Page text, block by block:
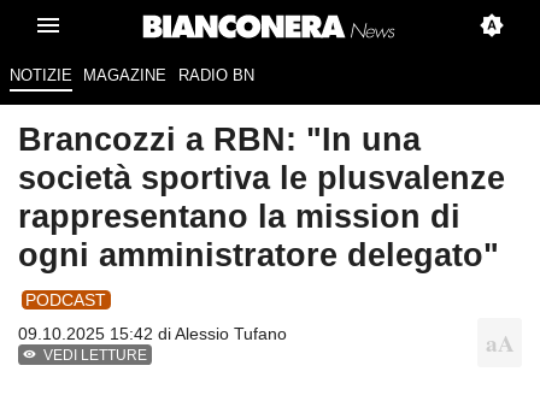
NOTIZIE MAGAZINE RADIO BN
Brancozzi a RBN: "In una
società sportiva le plusvalenze
rappresentano la mission di
ogni amministratore delegato"
PODCAST
09.10.2025 15:42 diAlessio Tufano
VEDI LETTURE